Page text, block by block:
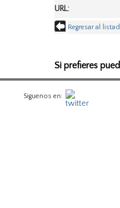
URL:
Regresar al
Si prefieres
Siguenos en: